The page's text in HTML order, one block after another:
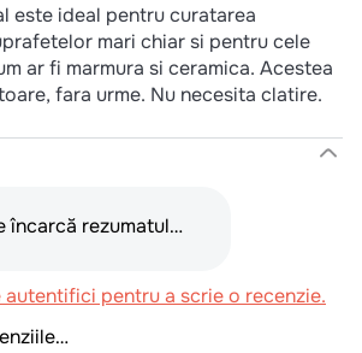
este ideal pentru curatarea
mari chiar si pentru cele
ar fi marmura si ceramica. Acestea
fara urme. Nu necesita clatire.
încarcă rezumatul…
autentifici pentru a scrie o recenzie.